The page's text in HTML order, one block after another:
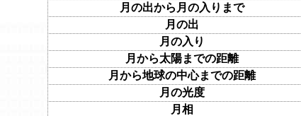
月の出から月の入りまで
月の出
月の入り
月から太陽までの距離
月から地球の中心までの距離
月の光度
月相